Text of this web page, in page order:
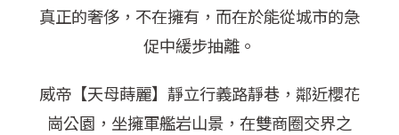
真正的奢侈，不在擁有，而在於能從城市的急
促中緩步抽離。
威帝【天母蒔麗】靜立行義路靜巷，鄰近櫻花
崗公園，坐擁軍艦岩山景，在雙商圈交界之